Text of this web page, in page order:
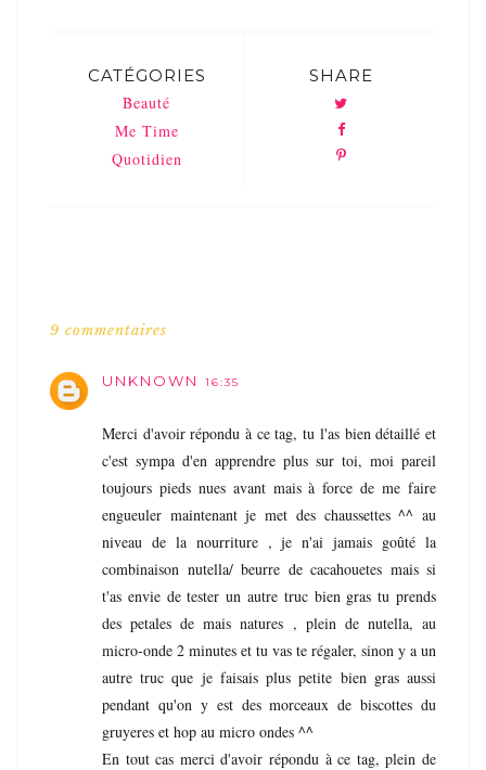
CATÉGORIES
Beauté
Me Time
Quotidien
SHARE
9 commentaires
UNKNOWN 16:35
Merci d'avoir répondu à ce tag, tu l'as bien détaillé et
c'est sympa d'en apprendre plus sur toi, moi pareil
toujours pieds nues avant mais à force de me faire
engueuler maintenant je met des chaussettes ^^ au
niveau de la nourriture , je n'ai jamais goûté la
combinaison nutella/ beurre de cacahouetes mais si
t'as envie de tester un autre truc bien gras tu prends
des petales de mais natures , plein de nutella, au
micro-onde 2 minutes et tu vas te régaler, sinon y a un
autre truc que je faisais plus petite bien gras aussi
pendant qu'on y est des morceaux de biscottes du
gruyeres et hop au micro ondes ^^
En tout cas merci d'avoir répondu à ce tag, plein de